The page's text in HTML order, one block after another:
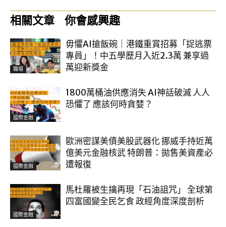
相關文章 你會感興趣
職場
毋懼AI搶飯碗｜港鐵重賞招募「捉逃票
專員」！中五學歷月入近2.3萬 兼享過
萬迎新獎金
國際金融
1800萬桶油供應消失 AI神話破滅 人人
恐懼了 應該何時貪婪？
國際金融
歐洲密謀美債美股武器化 挪威手持近萬
億美元金融核武 特朗普：拋售美資產必
遭報復
國際金融
馬杜羅被生擒再現「石油詛咒」 全球第
四富國變全民乞食 政經角度深度剖析